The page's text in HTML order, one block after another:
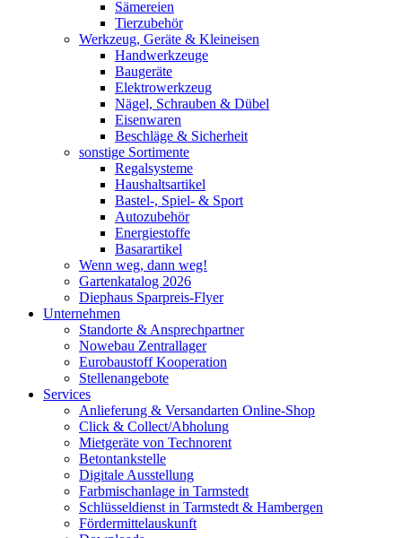
Sämereien
Tierzubehör
Werkzeug, Geräte & Kleineisen
Handwerkzeuge
Baugeräte
Elektrowerkzeug
Nägel, Schrauben & Dübel
Eisenwaren
Beschläge & Sicherheit
sonstige Sortimente
Regalsysteme
Haushaltsartikel
Bastel-, Spiel- & Sport
Autozubehör
Energiestoffe
Basarartikel
Wenn weg, dann weg!
Gartenkatalog 2026
Diephaus Sparpreis-Flyer
Unternehmen
Standorte & Ansprechpartner
Nowebau Zentrallager
Eurobaustoff Kooperation
Stellenangebote
Services
Anlieferung & Versandarten Online-Shop
Click & Collect/Abholung
Mietgeräte von Technorent
Betontankstelle
Digitale Ausstellung
Farbmischanlage in Tarmstedt
Schlüsseldienst in Tarmstedt & Hambergen
Fördermittelauskunft